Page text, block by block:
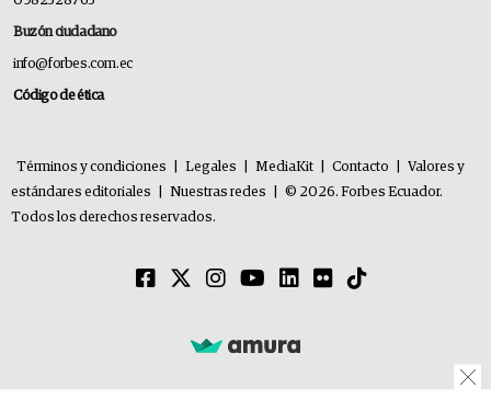
Buzón ciudadano
info@forbes.com.ec
Código de ética
Términos y condiciones Legales MediaKit Contacto
Valores y
estándares editoriales
Nuestras redes
© 2026. Forbes Ecuador.
Todos los derechos reservados.